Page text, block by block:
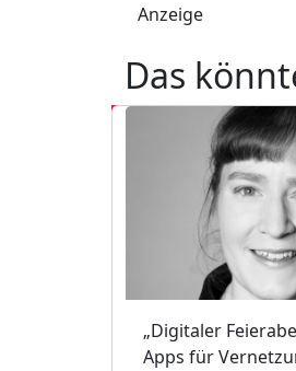
Anzeige
Das
„Digitaler
Apps für